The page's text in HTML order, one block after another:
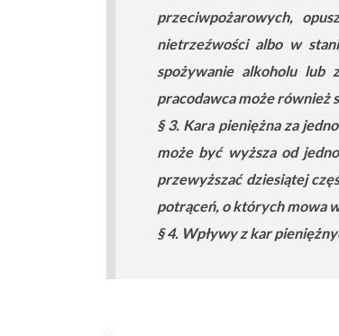
przeciwpożarowych,
nietrzeźwości albo w
spożywanie alkoholu lub
pracodawca może również
§ 3. Kara pieniężna za
może być wyższa od
przewyższać dziesiątej
potrąceń, o których mowa
§ 4. Wpływy z kar